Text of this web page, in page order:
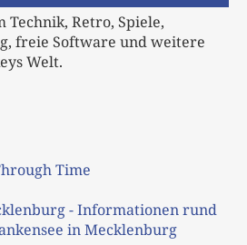
Technik, Retro, Spiele,
freie Software und weitere
Welt.
Time
- Informationen rund
in Mecklenburg